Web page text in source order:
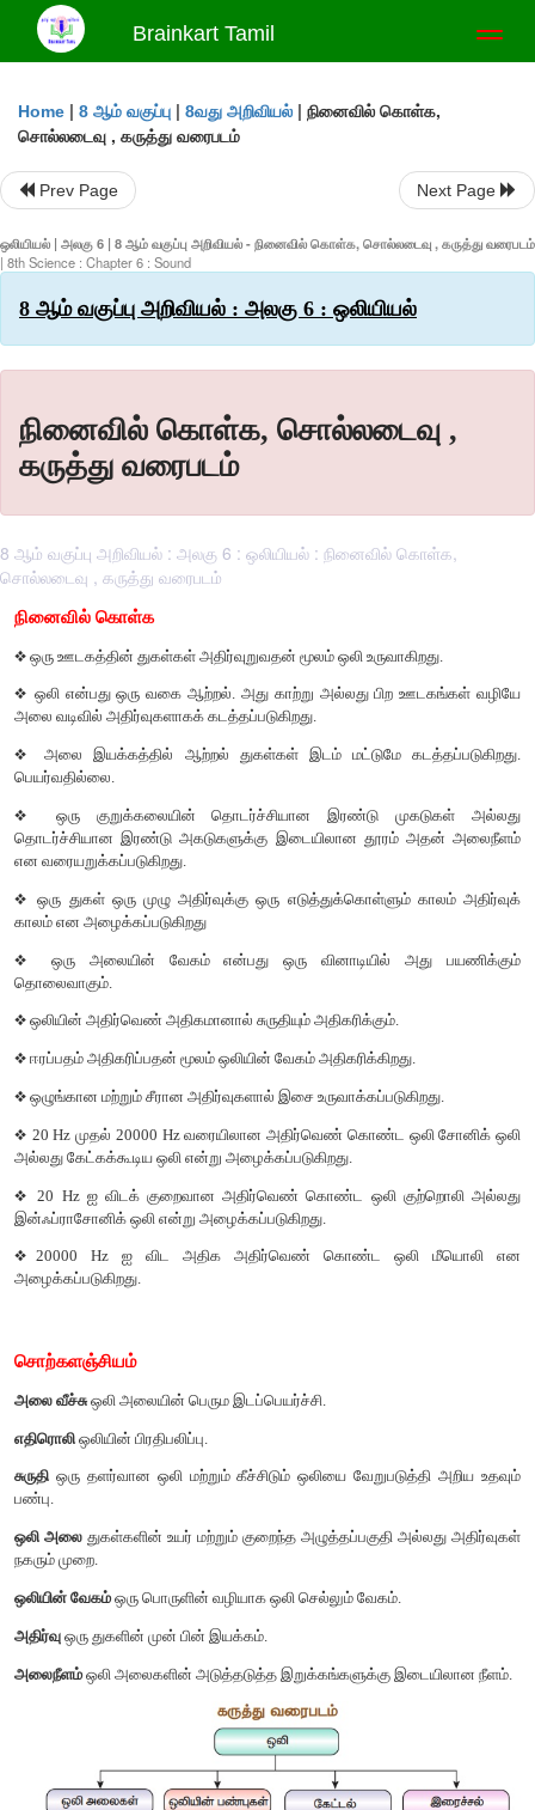
Brainkart Tamil
Home | 8 ஆம் வகுப்பு | 8வது அறிவியல் | நினைவில் கொள்க,
சொல்லடைவு , கருத்து வரைபடம்
Prev Page Next Page
ஒலியியல் | அலகு 6 | 8 ஆம் வகுப்பு அறிவியல் - நினைவில் கொள்க, சொல்லடைவு , கருத்து வரைபடம்
| 8th Science : Chapter 6 : Sound
8 ஆம் வகுப்பு அறிவியல் : அலகு 6 : ஒலியியல்
நினைவில் கொள்க, சொல்லடைவு ,
கருத்து வரைபடம்
8 ஆம் வகுப்பு அறிவியல் : அலகு 6 : ஒலியியல் : நினைவில் கொள்க,
சொல்லடைவு , கருத்து வரைபடம்
நினைவில் கொள்க
❖ ஒரு ஊடகத்தின் துகள்கள் அதிர்வுறுவதன் மூலம் ஒலி
❖ஒலி என்பது ஒரு வகை ஆற்றல். அது காற்று அல்லது பிற
அலை வடிவில் அதிர்வுகளாகக் கடத்தப்படுகிறது.
பெயர்வதில்லை.
❖ஒரு குறுக்கலையின் தொடர்ச்சியான இரண்டு
தொடர்ச்சியான இரண்டு அகடுகளுக்கு இடையிலான தூரம்
ஒரு துகள் ஒரு முழு அதிர்வுக்கு ஒரு எடுத்துக்கொள்ளும்
காலம் என அழைக்கப்படுகிறது
❖ஒரு அலையின் வேகம் என்பது ஒரு வினாடியில்
தொலைவாகும்.
❖ஒலியின் அதிர்வெண் அதிகமானால் சுருதியும் அதிகரிக்கும்.
❖ஒழுங்கான மற்றும் சீரான அதிர்வுகளால் இசை
அல்லது கேட்கக்கூடிய ஒலி என்று அழைக்கப்படுகிறது.
❖20 Hz ஐ விடக் குறைவான அதிர்வெண் கொண்ட ஒலி
❖20000 Hz ஐ விட அதிக அதிர்வெண் கொண்ட
அழைக்கப்படுகிறது.
ஒலி அலையின் பெரும இடப்பெயர்ச்சி.
எதிரொலிஒலியின் பிரதிபலிப்பு.